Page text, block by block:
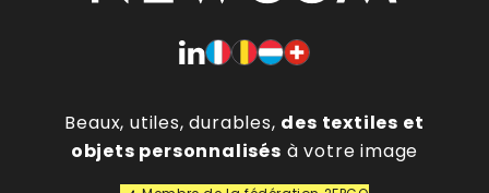
Beaux, utiles, durables, des textiles et
objets personnalisés à votre image